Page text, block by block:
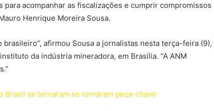
para acompanhar as fiscalizações e cumprir compromissos
Henrique Moreira Sousa.
brasileiro”, afirmou Sousa a jornalistas nesta terça-feira (9),
da indústria mineradora, em Brasília. “A ANM
Brasil se tornaram se tornaram peça-chave